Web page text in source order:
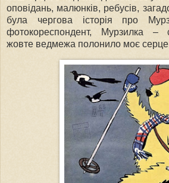
оповідань, малюнків, ребусів,
була чергова історія про
фотокореспондент, Мурзилка –
жовте ведмежа полонило моє